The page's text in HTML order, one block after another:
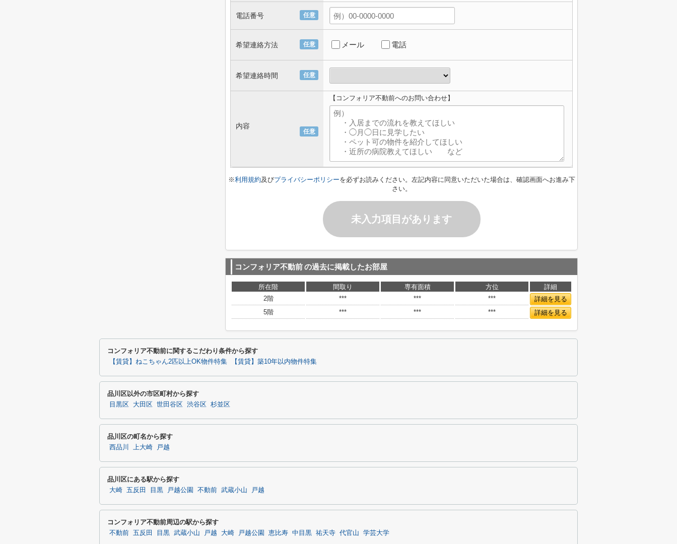
任意
電話番号
任意
希望連絡方法 メール 電話
任意
希望連絡時間
任意
内容
【コンフォリア不動前へのお問い合わせ】
※利用規約及びプライバシーポリシーを必ずお読みください。左記内容に同意いただいた場合は、確認画面へお進み下
さい。
未入力項目があります
コンフォリア不動前の過去に掲載したお部屋
所在階 間取り 専有面積 方位
詳細
2階
*** *** ***
詳細を見る
5階
*** *** *** 詳細を見る
コンフォリア不動前に関するこだわり条件から探す
【賃貸】ねこちゃん2匹以上OK物件特集 【賃貸】築10年以内物件特集
品川区以外の市区町村から探す
目黒区 大田区 世田谷区 渋谷区 杉並区
品川区の町名から探す
西品川 上大崎 戸越
品川区にある駅から探す
大崎 五反田 目黒 戸越公園 不動前 武蔵小山 戸越
コンフォリア不動前周辺の駅から探す
不動前 五反田 目黒 武蔵小山 戸越 大崎 戸越公園 恵比寿 中目黒 祐天寺 代官山 学芸大学